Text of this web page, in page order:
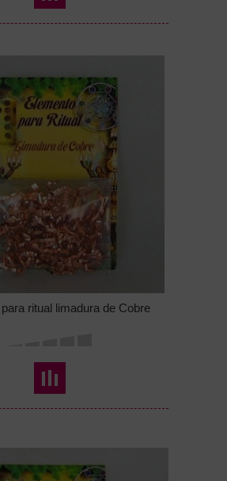
ritual limadura de Cobre